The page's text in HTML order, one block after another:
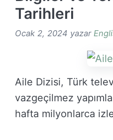
Tarihleri
Ocak 2, 2024 yazar
Aile Dizisi, Türk
vazgeçilmez
hafta milyonlarca